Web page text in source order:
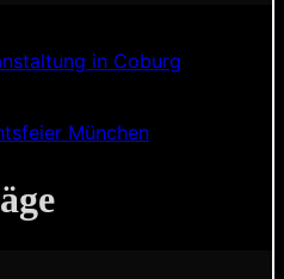
in Coburg
München